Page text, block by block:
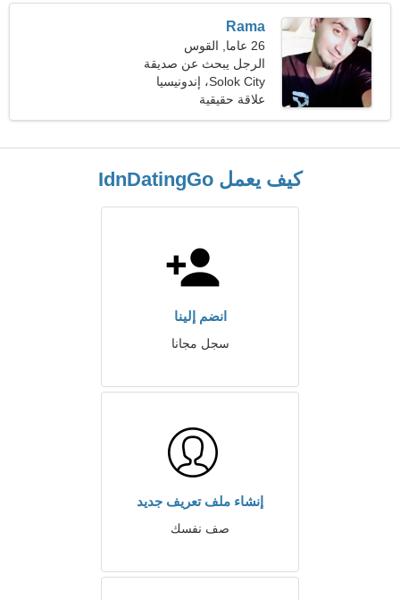
Rama
26 عاما, القوس
الرجل يبحث عن صديقة
Solok City، إندونيسيا
علاقة حقيقية
كيف يعمل IdnDatingGo
انضم إلينا
سجل مجانا
إنشاء ملف تعريف جديد
صف نفسك